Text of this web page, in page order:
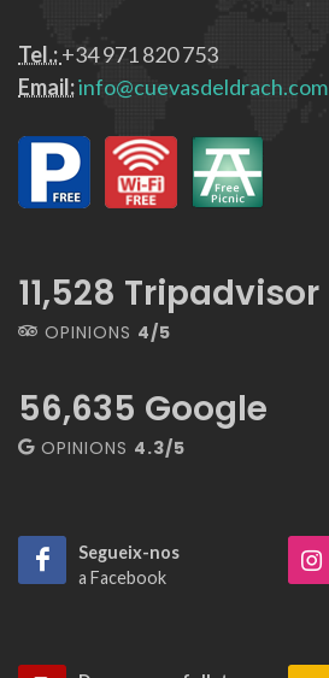
Tel.:+34 971 820 753
Email:info@cuevasdeldrach.com
13,267 Tripadvisor
OPINIONS 4/5
56,635 Google
OPINIONS 4.3/5
Segueix-nos
a Facebook